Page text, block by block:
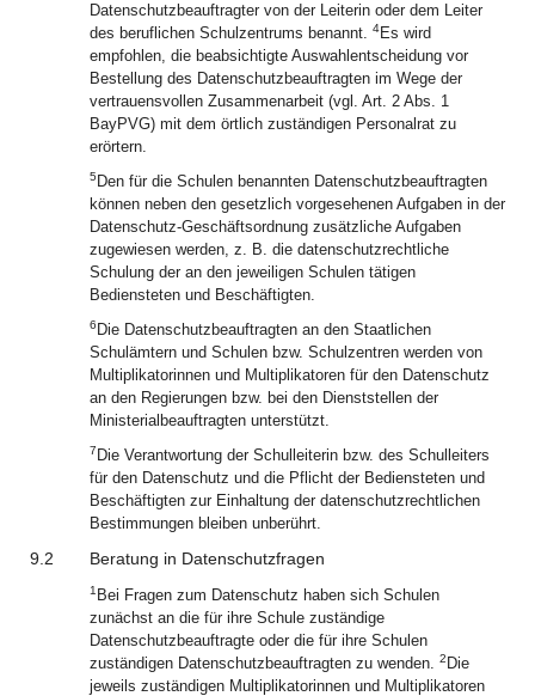
Datenschutzbeauftragter von der Leiterin oder dem Leiter
des beruflichen Schulzentrums benannt. 4Es wird
empfohlen, die beabsichtigte Auswahlentscheidung vor
Bestellung des Datenschutzbeauftragten im Wege der
vertrauensvollen Zusammenarbeit (vgl. Art. 2 Abs. 1
BayPVG) mit dem örtlich zuständigen Personalrat zu
erörtern.
5 Den für die Schulen benannten Datenschutzbeauftragten
können neben den gesetzlich vorgesehenen Aufgaben in der
Datenschutz-Geschäftsordnung zusätzliche Aufgaben
zugewiesen werden, z. B. die datenschutzrechtliche
Schulung der an den jeweiligen Schulen tätigen
Bediensteten und Beschäftigten.
6 Die Datenschutzbeauftragten an den Staatlichen
Schulämtern und Schulen bzw. Schulzentren werden von
Multiplikatorinnen und Multiplikatoren für den Datenschutz
an den Regierungen bzw. bei den Dienststellen der
Ministerialbeauftragten unterstützt.
7 Die Verantwortung der Schulleiterin bzw. des Schulleiters
für den Datenschutz und die Pflicht der Bediensteten und
Beschäftigten zur Einhaltung der datenschutzrechtlichen
Bestimmungen bleiben unberührt.
9.2 Beratung in Datenschutzfragen
1 Bei Fragen zum Datenschutz haben sich Schulen
zunächst an die für ihre Schule zuständige
Datenschutzbeauftragte oder die für ihre Schulen
zuständigen Datenschutzbeauftragten zu wenden. 2 Die
jeweils zuständigen Multiplikatorinnen und Multiplikatoren